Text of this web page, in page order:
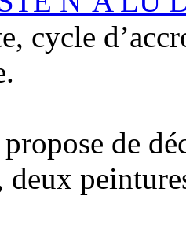
cycle
de